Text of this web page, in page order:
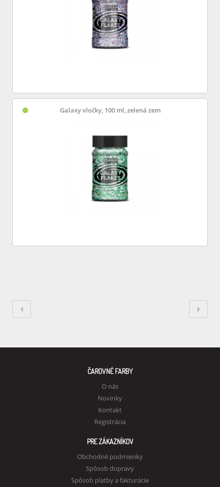
Galaxy vločky, 100 ml, zelená zem
ČAROVNÉ FARBY
O nás
Novinky
Kontakt
Registrácia
PRE ZÁKAZNÍKOV
Obchodné podmienky
Spôsob dopravy
Spôsob platby a fakturácie